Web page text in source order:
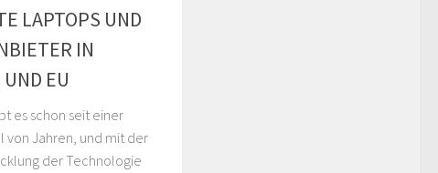
LAPTOPS UND
IN
EU
es schon seit einer
von Jahren, und mit der
der Technologie